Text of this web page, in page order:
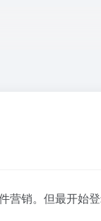
营销。但最开始